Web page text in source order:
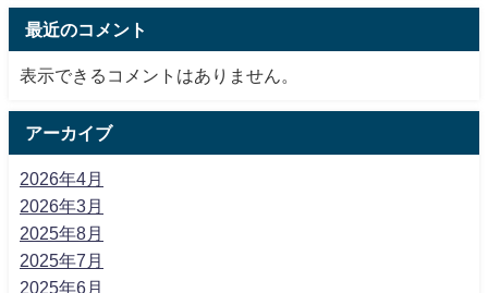
最近のコメント
表示できるコメントはありません。
アーカイブ
2026年4月
2026年3月
2025年8月
2025年7月
2025年6月